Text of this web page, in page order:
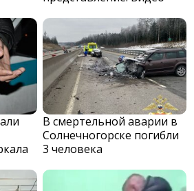
В смертельной аварии в
Солнечногорске погибли
3 человека